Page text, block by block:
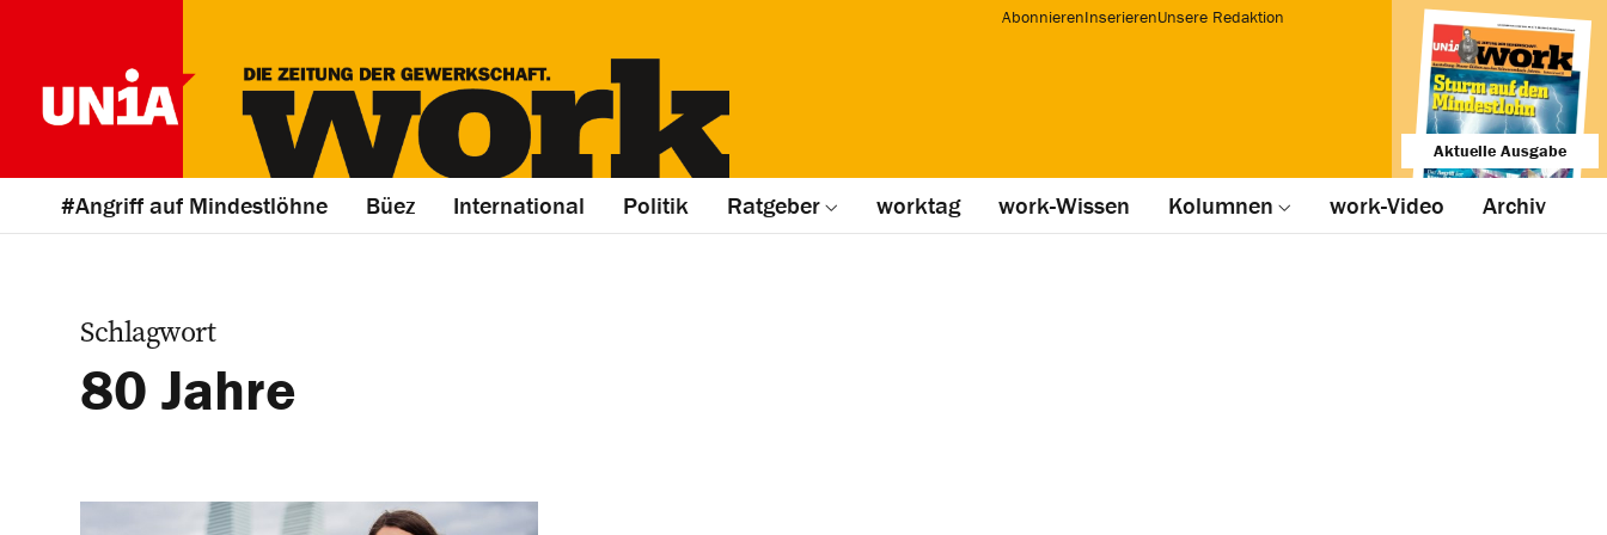
AbonnierenInserierenUnsere Redaktion
Aktuelle Ausgabe
#Angriff auf Mindestlöhne Büez International Politik Ratgeber worktag work-Wissen Kolumnen work-Video Archiv
Schlagwort
80 Jahre